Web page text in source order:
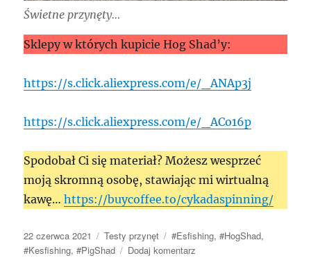
Świetne przynęty…
Sklepy w których kupicie Hog Shad’y:
https://s.click.aliexpress.com/e/_ANAp3j
https://s.click.aliexpress.com/e/_ACo16p
Spodobał Ci się materiał? Możesz wesprzeć
moją skromną osobę, stawiając mi wirtualną
kawę…https://buycoffee.to/cykadaspinning/
Data
publikacji
22 czerwca 2021 Kategorie
Testy przynęt Tagi
#Esfishing,#HogShad,
#Kesfishing,#PigShad Dodaj komentarz